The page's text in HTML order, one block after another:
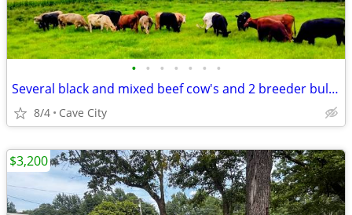
• • • • • • •
Several black and mixed beef cow's and 2 breeder bulls for sale
8/4 Cave City
$3,200